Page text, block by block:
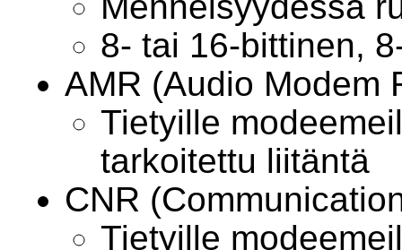
8- tai 16-bittinen,
AMR (Audio Modem
Tietyille
tarkoitettu liitäntä
CNR
Tietyille